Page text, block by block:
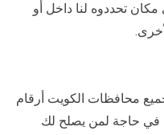
مكان تحددوه لنا داخل أو
محافظات الكويت أرقام
في حاجة لمن يصلح لك